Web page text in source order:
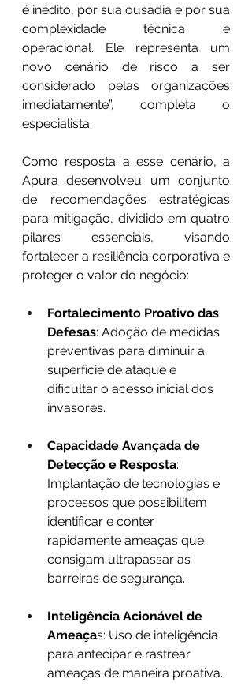
é inédito, por sua ousadia e por sua
complexidade técnica e
operacional. Ele representa um
novo cenário de risco a ser
considerado pelas organizações
imediatamente”, completa o
especialista.
Como resposta a esse cenário, a
Apura desenvolveu um conjunto
de recomendações estratégicas
para mitigação, dividido em quatro
pilares essenciais, visando
fortalecer a resiliência corporativa e
proteger o valor do negócio:
Fortalecimento Proativo das
Defesas: Adoção de medidas
preventivas para diminuir a
superfície de ataque e
dificultar o acesso inicial dos
invasores.
Capacidade Avançada de
Detecção e Resposta:
Implantação de tecnologias e
processos que possibilitem
identificar e conter
rapidamente ameaças que
consigam ultrapassar as
barreiras de segurança.
Inteligência Acionável de
Ameaças: Uso de inteligência
para antecipar e rastrear
ameaças de maneira proativa.